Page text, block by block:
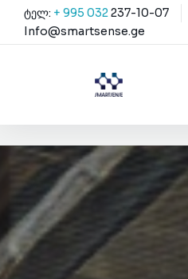
ტელ: + 995 032 237-10-07
Info@smartsense.ge